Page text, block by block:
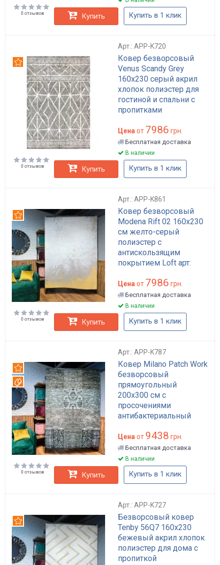
0 отзывов Купить Купить в 1 клик
Арт.: APP-K720
Ковер безворсовый
Venus Scandy Grey
160х230 серый акрил
хлопок полиэстер для
гостиной и спальни с
пропитками
APP-K720
Рекомендуем
Цена от 7986 грн.
Бесплатная доставка
В наличии
0 отзывов Купить Купить в 1 клик
Арт.: APP-K861
Ковер безворсовый
Modena Rift 02 160x230
см желто-серый
полиэстер с
антискользящим
покрытием Loft арт:
Рекомендуем
Цена от 7986 грн.
Бесплатная доставка
В наличии
0 отзывов Купить Купить в 1 клик
Арт.: APP-K787
Ковер Milano Patch Work
безворсовый
прямоугольный
200x300 см с
просочениями
антибактериальный
бирюзовый акрил
хлопок полиэстер для
дома в гостиную арт:
APP-K787
Рекомендуем
Вотерпруф
Цена от 9438 грн.
Бесплатная доставка
В наличии
0 отзывов Купить Купить в 1 клик
Арт.: APP-K727
Безворсовый ковер
Tenby 56Q7 160x230
бежевый акрил хлопок
полиэстер для дома с
пропиткой
Рекомендуем